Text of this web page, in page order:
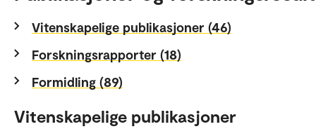
Vitenskapelige publikasjoner (46)
Forskningsrapporter (18)
Formidling (89)
Vitenskapelige publikasjoner